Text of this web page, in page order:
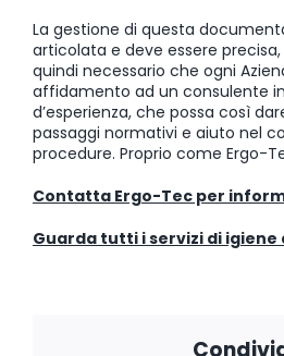
La gestione di questa
articolata e deve essere
quindi necessario che ogni
affidamento ad un consulente
d’esperienza, che possa così
passaggi normativi e aiuto nel
procedure. Proprio come Ergo-
Contatta Ergo-Tec per
Guarda tutti i servizi di